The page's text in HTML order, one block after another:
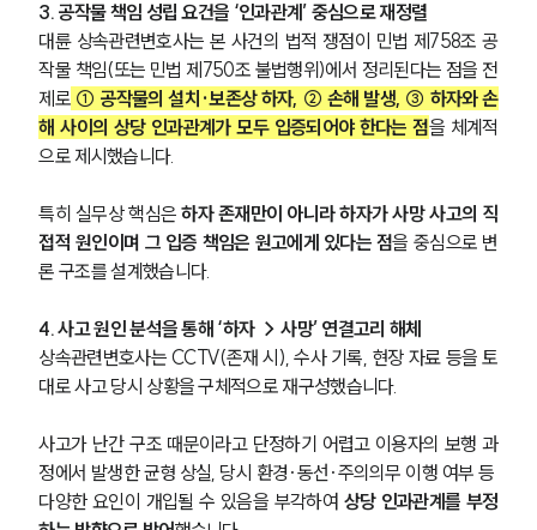
3. 공작물 책임 성립 요건을 ‘인과관계’ 중심으로 재정렬
대륜 상속관련변호사는 본 사건의 법적 쟁점이 민법 제758조 공
작물 책임(또는 민법 제750조 불법행위)에서 정리된다는 점을 전
제로 ① 공작물의 설치·보존상 하자, ② 손해 발생, ③ 하자와 손
해 사이의 상당 인과관계가 모두 입증되어야 한다는 점을 체계적
으로 제시했습니다.
특히 실무상 핵심은 하자 존재만이 아니라 하자가 사망 사고의 직
접적 원인이며 그 입증 책임은 원고에게 있다는 점을 중심으로 변
론 구조를 설계했습니다.
4. 사고 원인 분석을 통해 ‘하자 → 사망’ 연결고리 해체
상속관련변호사는 CCTV(존재 시), 수사 기록, 현장 자료 등을 토
대로 사고 당시 상황을 구체적으로 재구성했습니다.
사고가 난간 구조 때문이라고 단정하기 어렵고 이용자의 보행 과
정에서 발생한 균형 상실, 당시 환경·동선·주의의무 이행 여부 등
다양한 요인이 개입될 수 있음을 부각하여 상당 인과관계를 부정